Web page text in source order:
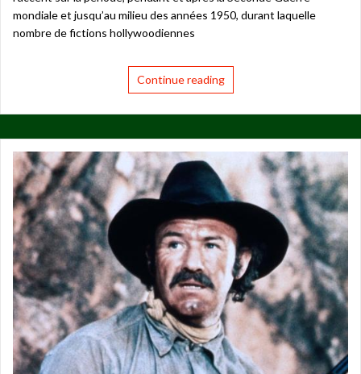
mondiale et jusqu’au milieu des années 1950, durant laquelle
nombre de fictions hollywoodiennes
Continue reading